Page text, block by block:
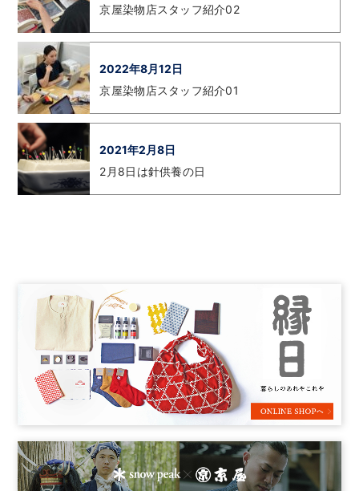
京屋染物店スタッフ紹介02
2022年8月12日
京屋染物店スタッフ紹介01
2021年2月8日
2月8日は針供養の日